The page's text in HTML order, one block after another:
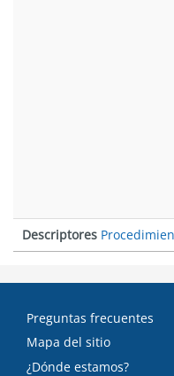
Descriptores
Preguntas frecuentes
Mapa del sitio
¿Dónde estamos?